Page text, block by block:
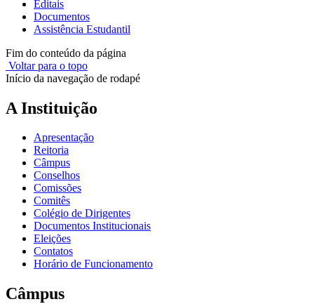
Editais
Documentos
Assistência Estudantil
Fim do conteúdo da página
Voltar para o topo
Início da navegação de rodapé
A Instituição
Apresentação
Reitoria
Câmpus
Conselhos
Comissões
Comitês
Colégio de Dirigentes
Documentos Institucionais
Eleições
Contatos
Horário de Funcionamento
Câmpus